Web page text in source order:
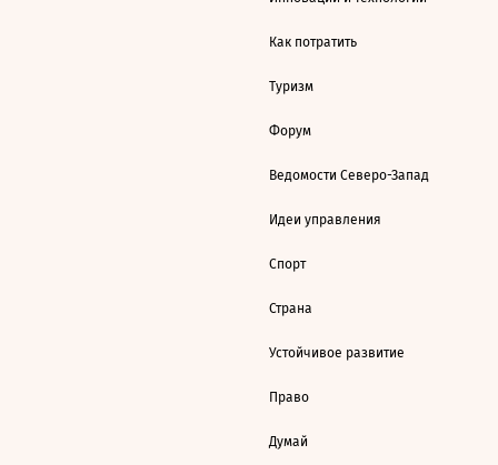
Как потратить
Туризм
Форум
Ведомости Северо-Запад
Идеи управления
Спорт
Страна
Устойчивое развитие
Право
Думай